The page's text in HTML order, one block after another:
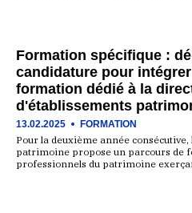
Formation spécifique :
candidature pour
formation dédié à la
d'établissements
13.02.2025 FORMATION
Pour la deuxième année
patrimoine propose un parcours de
professionnels du patrimoine